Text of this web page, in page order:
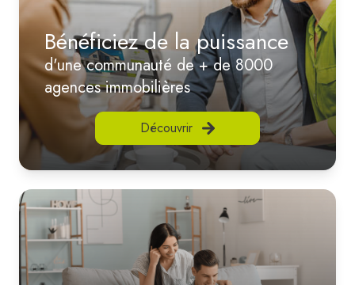
Bénéficiez de la puissance
d'une communauté de + de 8000
agences immobilières
Découvrir